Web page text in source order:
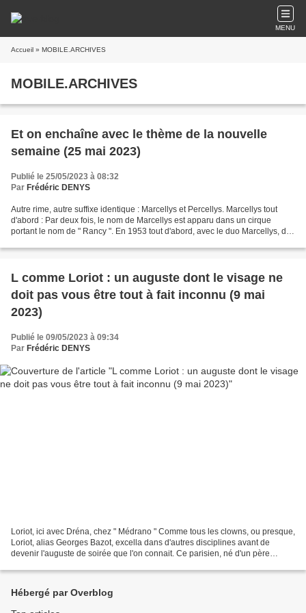
MENU
Accueil » MOBILE.ARCHIVES
MOBILE.ARCHIVES
Et on enchaîne avec le thème de la nouvelle
semaine (25 mai 2023)
Publié le 25/05/2023 à 08:32
Par Frédéric DENYS
Autre rime, autre suffixe identique : Marcellys et Percellys. Marcellys tout
d'abord : Par deux fois, le nom de Marcellys est apparu dans un cirque
portant le nom de " Rancy ". En 1953 tout d'abord, avec le duo Marcellys, des
L comme Loriot : un auguste dont le visage ne
doit pas vous être tout à fait inconnu (9 mai
2023)
Publié le 09/05/2023 à 09:34
Par Frédéric DENYS
Loriot, ici avec Dréna, chez " Médrano " Comme tous les clowns, ou presque,
Loriot, alias Georges Bazot, excella dans d'autres disciplines avant de
devenir l'auguste de soirée que l'on connait. Ce parisien, né d'un père
Hébergé par Overblog